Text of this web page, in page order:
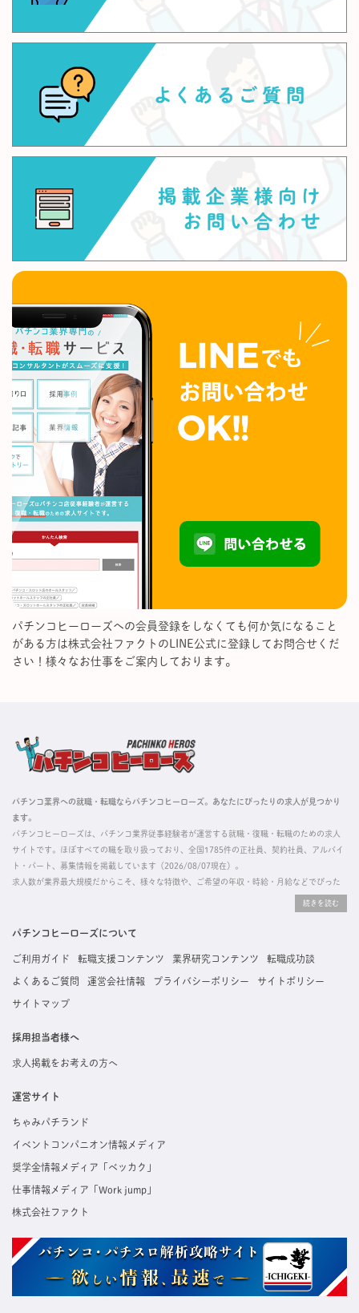
パチンコヒーローズへの会員登録をしなくても何か気になること
がある方は株式会社ファクトのLINE公式に登録してお問合せくだ
さい！様々なお仕事をご案内しております。
パチンコ業界への就職・転職ならパチンコヒーローズ。あなたにぴったりの求人が見つかり
ます。
パチンコヒーローズは、パチンコ業界従事経験者が運営する就職・復職・転職のための求人
サイトです。ほぼすべての職を取り扱っており、全国1785件の正社員、契約社員、アルバイ
ト・パート、募集情報を掲載しています（2026/08/07現在）。
求人数が業界最大規模だからこそ、様々な特徴や、ご希望の年収・時給・月給などでぴった
掲載している求人は、すべて契約法人様から寄せられた正規の求人情報です。応募いただい
た内容はすぐに直接事業所に届くためスムーズに転職・復職できます。
パチンコヒーローズについて
ご利用ガイド 転職支援コンテンツ 業界研究コンテンツ 転職成功談
よくあるご質問 運営会社情報 プライバシーポリシー サイトポリシー
サイトマップ
採用担当者様へ
求人掲載をお考えの方へ
運営サイト
ちゃみパチランド
イベントコンパニオン情報メディア
奨学金情報メディア「ベッカク」
仕事情報メディア「Work jump」
株式会社ファクト